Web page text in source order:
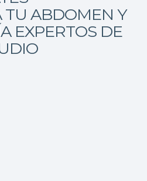
TU ABDOMEN Y
EXPERTOS DE